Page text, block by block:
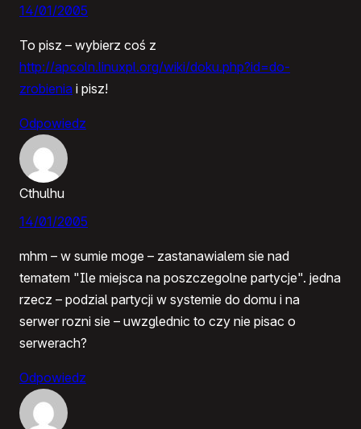
14/01/2005
To pisz – wybierz coś z
http://apcoln.linuxpl.org/wiki/doku.php?id=do-
zrobienia i pisz!
Odpowiedz
Cthulhu
14/01/2005
mhm – w sumie moge – zastanawialem sie nad
tematem "Ile miejsca na poszczegolne partycje". jedna
rzecz – podzial partycji w systemie do domu i na
serwer rozni sie – uwzglednic to czy nie pisac o
serwerach?
Odpowiedz